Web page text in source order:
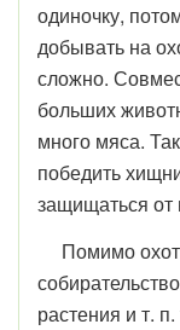
одиночку,
добывать на
сложно.
больших
много мяса.
победить
защищаться от
Помимо
растения и т.